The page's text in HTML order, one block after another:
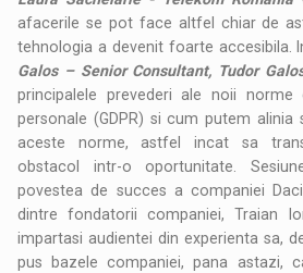
afacerile se pot face altfel chiar de
tehnologia a devenit foarte accesibila.
Galos – Senior Consultant, Tudor
principalele prevederi ale noii
personale (GDPR) si cum putem alinia
aceste norme, astfel incat sa
obstacol intr-o oportunitate.
povestea de succes a companiei
dintre fondatorii companiei, Traian
impartasi audientei din experienta sa,
pus bazele companiei, pana astazi,